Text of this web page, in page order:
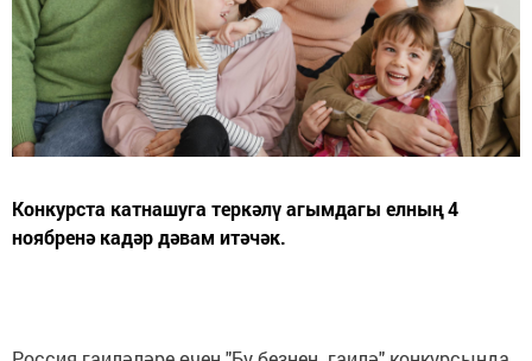
Конкурста катнашуга теркәлү агымдагы елның 4
ноябренә кадәр дәвам итәчәк.